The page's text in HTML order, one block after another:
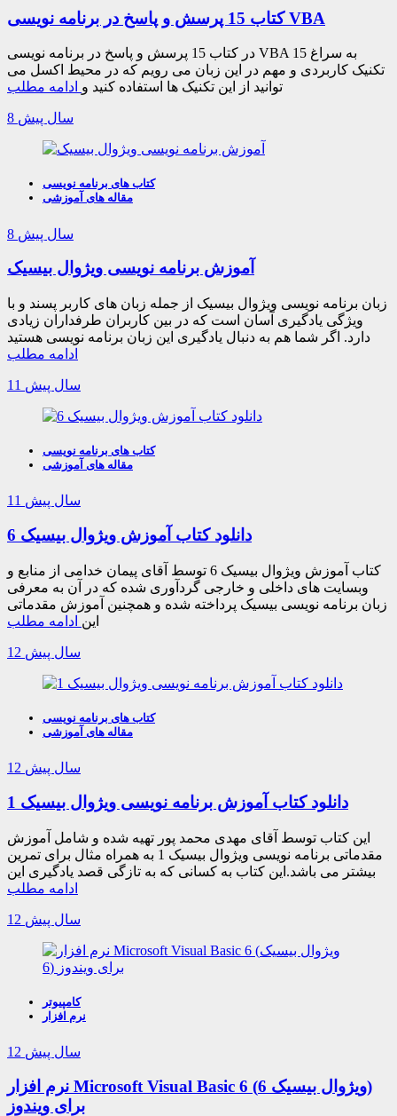
کتاب 15 پرسش و پاسخ در برنامه نویسی VBA
در کتاب 15 پرسش و پاسخ در برنامه نویسی VBA به سراغ 15
تکنیک کاربردی و مهم در این زبان می رویم که در محیط اکسل می
توانید از این تکنیک ها استفاده کنید و ادامه مطلب
8 سال پیش
کتاب های برنامه نویسی
مقاله های آموزشی
8 سال پیش
آموزش برنامه نویسی ویژوال بیسیک
زبان برنامه نویسی ویژوال بیسیک از جمله زبان های کاربر پسند و با
ویژگی یادگیری آسان است که در بین کاربران طرفداران زیادی
دارد. اگر شما هم به دنبال یادگیری این زبان برنامه نویسی هستید
ادامه مطلب
11 سال پیش
کتاب های برنامه نویسی
مقاله های آموزشی
11 سال پیش
دانلود کتاب آموزش ویژوال بیسیک 6
کتاب آموزش ویژوال بیسیک 6 توسط آقای پیمان خدامی از منابع و
وبسایت های داخلی و خارجی گردآوری شده که در آن به معرفی
زبان برنامه نویسی بیسیک پرداخته شده و همچنین آموزش مقدماتی
این ادامه مطلب
12 سال پیش
کتاب های برنامه نویسی
مقاله های آموزشی
12 سال پیش
دانلود کتاب آموزش برنامه نویسی ویژوال بیسیک 1
این کتاب توسط آقای مهدی محمد پور تهیه شده و شامل آموزش
مقدماتی برنامه نویسی ویژوال بیسیک 1 به همراه مثال برای تمرین
بیشتر می باشد.این کتاب به کسانی که به تازگی قصد یادگیری این
ادامه مطلب
12 سال پیش
کامپیوتر
نرم افزار
12 سال پیش
نرم افزار Microsoft Visual Basic 6 (ویژوال بیسیک 6)
برای ویندوز